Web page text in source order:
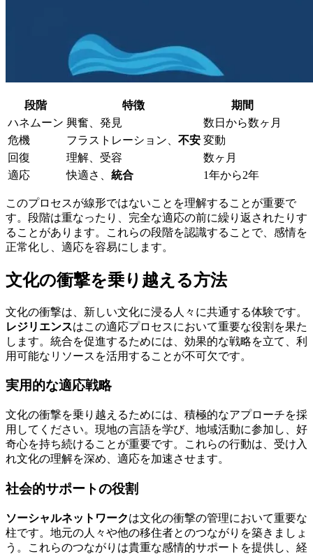
段階 特徴
期間
ハネムーン 興奮、発見
数日から数ヶ月
危機
フラストレーション、 不安 変動
回復
理解、受容
数ヶ月
適応
快適さ、 統合 1年から2年
このプロセスが線形ではないことを理解することが重要で
す。段階は重なったり、完全な適応の前に繰り返されたりす
ることがあります。これらの段階を認識することで、感情を
正常化し、適応を容易にします。
文化の衝撃を乗り越える方法
文化の衝撃は、新しい文化に浸る人々に共通する体験です。
レジリエンスはこの適応プロセスにおいて重要な役割を果た
します。統合を促進するためには、効果的な戦略を立て、利
用可能なリソースを活用することが不可欠です。
実用的な適応戦略
文化の衝撃を乗り越えるためには、積極的なアプローチを採
用してください。現地の言語を学び、地域活動に参加し、好
奇心を持ち続けることが重要です。これらの行動は、受け入
れ文化の理解を深め、適応を加速させます。
社会的サポートの役割
ソーシャルネットワークは文化の衝撃の管理において重要な
柱です。地元の人々や他の移住者とのつながりを築きましょ
う。これらのつながりは貴重な感情的サポートを提供し、経